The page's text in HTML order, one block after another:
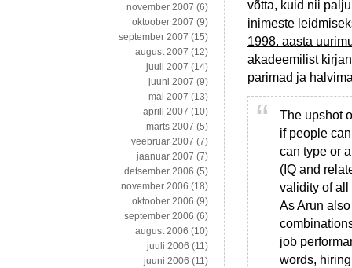
võtta, kuid nii
inimeste
1998. aasta
akadeemilist
parimad ja
The upshot
if people
can type or
(IQ and
validity of all
As Arun
job
words,
november 2007 (6)
oktoober 2007 (9)
september 2007 (15)
august 2007 (12)
juuli 2007 (14)
juuni 2007 (9)
mai 2007 (13)
aprill 2007 (10)
märts 2007 (5)
veebruar 2007 (7)
jaanuar 2007 (7)
detsember 2006 (5)
november 2006 (18)
oktoober 2006 (9)
september 2006 (6)
august 2006 (10)
juuli 2006 (11)
juuni 2006 (11)